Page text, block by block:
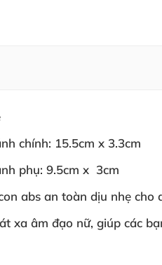
chính: 15.5cm x 3.3cm
phụ: 9.5cm x 3cm
abs an toàn dịu nhẹ cho
xa âm đạo nữ, giúp các